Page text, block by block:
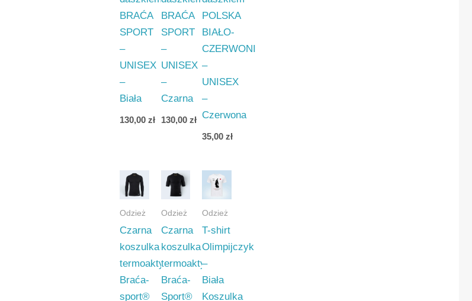
BRAĆA
SPORT
–
UNISEX
–
Biała
130,00zł
BRAĆA
SPORT
–
UNISEX
–
Czarna
130,00 zł
POLSKA
BIAŁO-
CZERWONI
–
UNISEX
–
Czerwona
35,00zł
Odzież
Czarna
koszulka
termoaktywna
Braća-
sport®
Odzież
Czarna
koszulka
termoaktywna
Braća-
Sport®
Odzież
T-shirt
Olimpijczyk
–
Biała
Koszulka